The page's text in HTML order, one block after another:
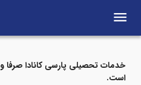
menu
خدمات تحصیلی پارسی کانادا صرفا
است.